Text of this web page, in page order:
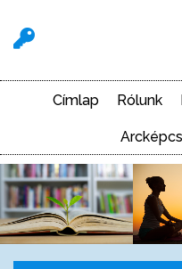
Felhasználói
Címlap Rólunk